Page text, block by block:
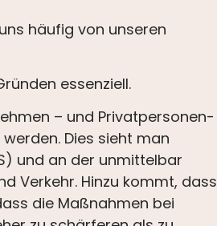
häufig von unseren
essenziell.
– und Privatpersonen-
Dies sieht man
und an der unmittelbar
Verkehr. Hinzu kommt, dass
die Maßnahmen bei